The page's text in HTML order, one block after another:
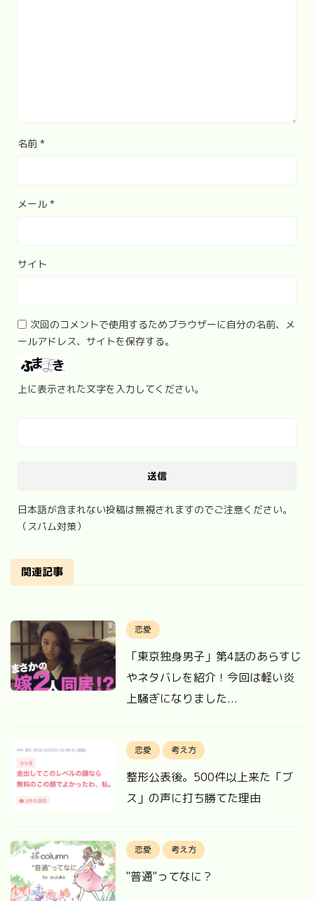
名前 *
メール *
サイト
次回のコメントで使用するためブラウザーに自分の名前、メ
ールアドレス、サイトを保存する。
上に表示された文字を入力してください。
日本語が含まれない投稿は無視されますのでご注意ください。
（スパム対策）
関連記事
恋愛
「東京独身男子」第4話のあらすじ
やネタバレを紹介！今回は軽い炎
上騒ぎになりました...
恋愛 考え方
整形公表後。500件以上来た「ブ
ス」の声に打ち勝てた理由
恋愛 考え方
"普通"ってなに？